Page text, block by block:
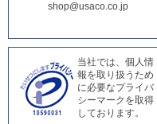
shop@usaco.co.jp
当社では、個人情
報を取り扱うため
に必要なプライバ
シーマークを取得
しております。